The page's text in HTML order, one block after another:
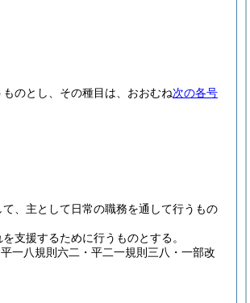
のとし、その種目は、おおむね次の各号
、主として日常の職務を通して行うもの
支援するために行うものとする。
一八規則六二・平二一規則三八・一部改